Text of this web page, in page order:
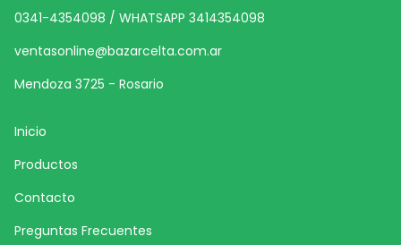
0341-4354098 / WHATSAPP 3414354098
ventasonline@bazarcelta.com.ar
Mendoza 3725 - Rosario
Inicio
Productos
Contacto
Preguntas Frecuentes